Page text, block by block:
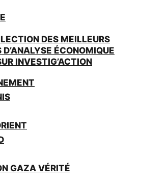
DES MEILLEURS
ÉCONOMIQUE
INVESTIG’ACTION
GAZA VÉRITÉ